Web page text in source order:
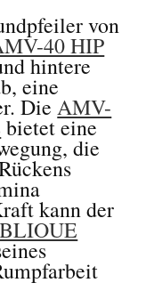
von
40 HIP
hintere
eine
DieAMV-
bietet eine
die
kann der